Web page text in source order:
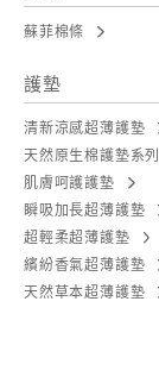
蘇菲棉條
護墊
清新涼感超薄護墊
天然原生棉護墊系列
肌膚呵護護墊
瞬吸加長超薄護墊
超輕柔超薄護墊
繽紛香氣超薄護墊
天然草本超薄護墊